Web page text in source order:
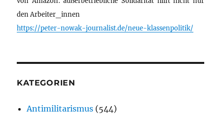
den Arbeiter_innen
https://peter-nowak-journalist.de/neue-klassenpolitik/
KATEGORIEN
Antimilitarismus (544)